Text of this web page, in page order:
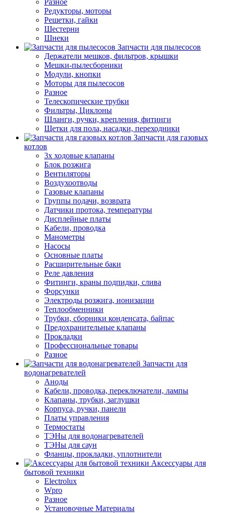
Разное
Редукторы, моторы
Решетки, гайки
Шестерни
Шнеки
Запчасти для пылесосов
Держатели мешков, фильтров, крышки
Мешки-пылесборники
Модули, кнопки
Моторы для пылесосов
Разное
Телескопические трубки
Фильтры, Циклоны
Шланги, ручки, крепления, фитинги
Щетки для пола, насадки, переходники
Запчасти для газовых
котлов
3х ходовые клапаны
Блок розжига
Вентиляторы
Воздухоотводы
Газовые клапаны
Группы подачи, возврата
Датчики протока, температуры
Дисплейные платы
Кабели, проводка
Манометры
Насосы
Основные платы
Расширительные баки
Реле давления
Фитинги, краны подпидки, слива
Форсунки
Электроды розжига, ионизации
Теплообменники
Трубки, сборники конденсата, байпас
Предохранительные клапаны
Прокладки
Профессиональные товары
Разное
Запчасти для
водонагревателей
Аноды
Кабели, проводка, переключатели, лампы
Клапаны, трубки, заглушки
Корпуса, ручки, панели
Платы управления
Термостаты
ТЭНы для водонагревателей
ТЭНы для саун
Фланцы, прокладки, уплотнители
Аксессуары для
бытовой техники
Electrolux
Wpro
Разное
Установочные Материалы